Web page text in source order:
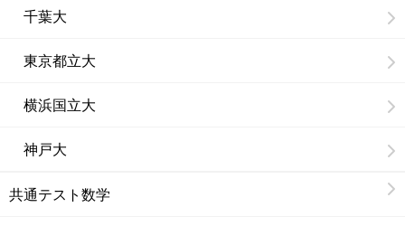
千葉大
東京都立大
横浜国立大
神戸大
共通テスト数学